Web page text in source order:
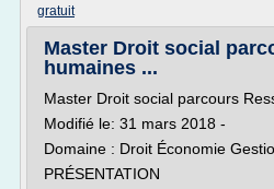
gratuit
Master Droit social
humaines ...
Master Droit social parcours
Modifié le: 31 mars 2018 -
Domaine : Droit Économie
PRÉSENTATION